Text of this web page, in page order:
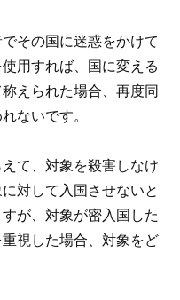
その国に迷惑をかけて
使用すれば、国に変える
えられた場合、再度同
ないです。
て、対象を殺害しなけ
対して入国させないと
が、対象が密入国した
視した場合、対象をど